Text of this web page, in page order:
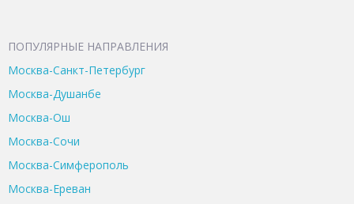
ПОПУЛЯРНЫЕ НАПРАВЛЕНИЯ
Москва-Санкт-Петербург
Москва-Душанбе
Москва-Ош
Москва-Сочи
Москва-Симферополь
Москва-Ереван